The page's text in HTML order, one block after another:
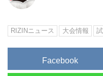
RIZINニュース 大会情報
Facebook